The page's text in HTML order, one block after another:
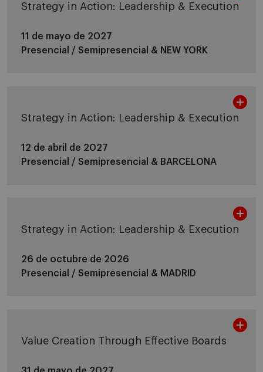
Strategy in Action: Leadership & Execution
11 de mayo de 2027
Presencial / Semipresencial & NEW YORK
Strategy in Action: Leadership & Execution
12 de abril de 2027
Presencial / Semipresencial & BARCELONA
Strategy in Action: Leadership & Execution
26 de octubre de 2026
Presencial / Semipresencial & MADRID
Value Creation Through Effective Boards